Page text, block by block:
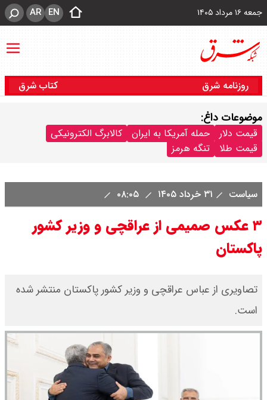
جمعه ۱۶ مرداد ۱۴۰۵ EN
AR
روزنامه شرق کتاب شرق
موضوعات داغ:
قیمت دلار حمله آمریکا به ایران
کالابرگ الکترونیکی
قیمت طلا
تنگه هرمز
سیاست ۳۱ خرداد ۱۴۰۵
۳ عکس صمیمی از عراقچی و وزیر کشور
پاکستان
تصاویری از عباس عراقچی و وزیر کشور پاکستان منتشر شده
است.